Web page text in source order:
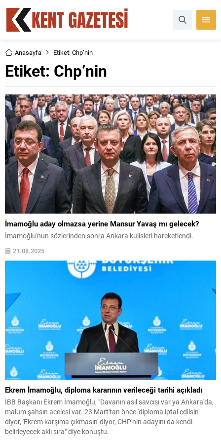
Anasayfa Etiket: Chp’nin
Etiket: Chp’nin
İmamoğlu aday olmazsa yerine Mansur Yavaş mı gelecek?
İmamoğlu'nun sözlerinden sonra Ankara kulisleri hareketlendi.
21.08.2025
Ekrem İmamoğlu, diploma kararının verileceği tarihi açıkladı
İBB Başkanı Ekrem İmamoğlu, "Davanın asıl savcısı var ya Ankara'da,
malum şahsın acelesi var. 23 Mart'tan önce 'diploma iptal edilsin'
diyor, 'Ekrem karşıma çıkmasın' diyor, CHP'nin adayını da kendi
belirleyecek aklı sıra" diye konuştu.